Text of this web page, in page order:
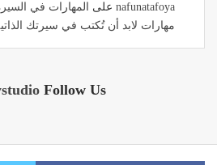
nafunatafoya على
المهارات في
مهارات لابد أن تُكتب في سيرتك
Follow Us